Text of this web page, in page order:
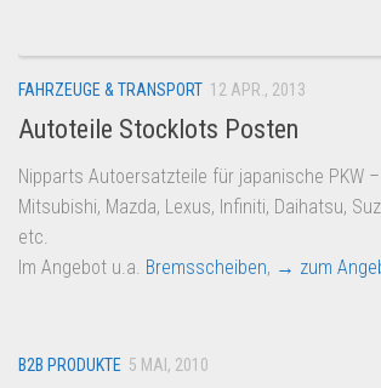
FAHRZEUGE & TRANSPORT 12 APR., 2013
Autoteile Stocklots Posten
Nipparts Autoersatzteile für japanische PKW
Mitsubishi, Mazda, Lexus, Infiniti, Daihatsu,
etc.
Im Angebot u.a. Bremsscheiben, → zum
B2B PRODUKTE 5 MAI, 2010